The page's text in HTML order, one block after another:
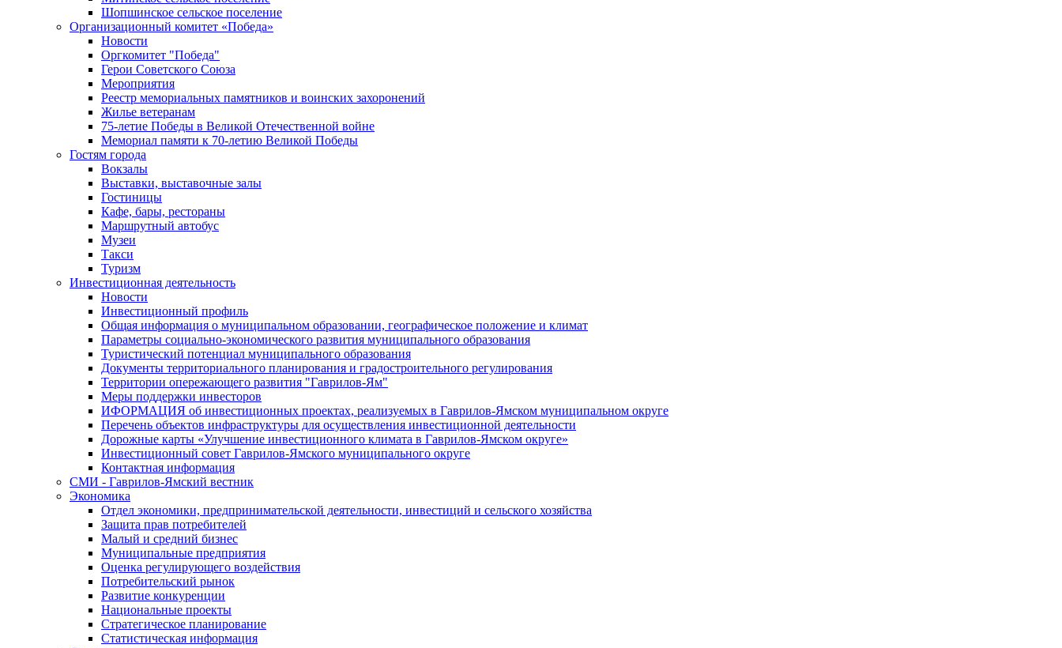
Шопшинское сельское поселение
Организационный комитет «Победа»
Новости
Оргкомитет "Победа"
Герои Советского Союза
Мероприятия
Реестр мемориальных памятников и воинских захоронений
Жилье ветеранам
75-летие Победы в Великой Отечественной войне
Мемориал памяти к 70-летию Великой Победы
Гостям города
Вокзалы
Выставки, выставочные залы
Гостиницы
Кафе, бары, рестораны
Маршрутный автобус
Музеи
Такси
Туризм
Инвестиционная деятельность
Новости
Инвестиционный профиль
Общая информация о муниципальном образовании, географическое положение и климат
Параметры социально-экономического развития муниципального образования
Туристический потенциал муниципального образования
Документы территориального планирования и градостроительного регулирования
Территории опережающего развития "Гаврилов-Ям"
Меры поддержки инвесторов
ИФОРМАЦИЯ об инвестиционных проектах, реализуемых в Гаврилов-Ямском муниципальном округе
Перечень объектов инфраструктуры для осуществления инвестиционной деятельности
Дорожные карты «Улучшение инвестиционного климата в Гаврилов-Ямском округе»
Инвестиционный совет Гаврилов-Ямского муниципального округе
Контактная информация
СМИ - Гаврилов-Ямский вестник
Экономика
Отдел экономики, предпринимательской деятельности, инвестиций и сельского хозяйства
Защита прав потребителей
Малый и средний бизнес
Муниципальные предприятия
Оценка регулирующего воздействия
Потребительский рынок
Развитие конкуренции
Национальные проекты
Стратегическое планирование
Статистическая информация